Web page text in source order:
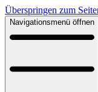
Überspringen zum
Navigationsmenü öffnen